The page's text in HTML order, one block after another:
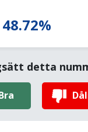
48.72%
detta